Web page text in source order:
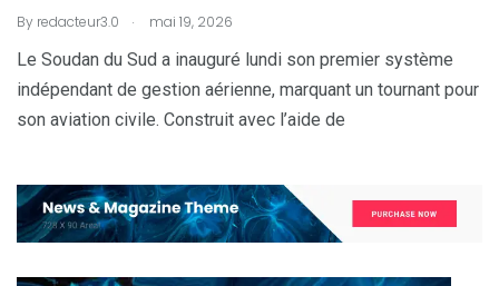
By redacteur3.0 . mai 19, 2026
Le Soudan du Sud a inauguré lundi son premier système
indépendant de gestion aérienne, marquant un tournant pour
son aviation civile. Construit avec l’aide de